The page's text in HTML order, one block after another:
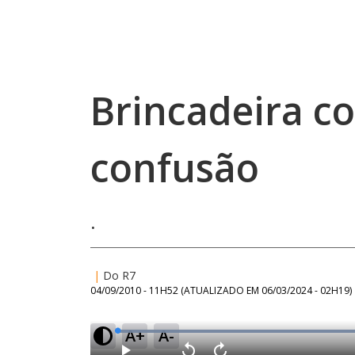
Brincadeira
confusão
.
| Do R7
04/09/2010 - 11H52 (ATUALIZADO EM 06/03/2024 - 02H19)
A+ A- L
o
a